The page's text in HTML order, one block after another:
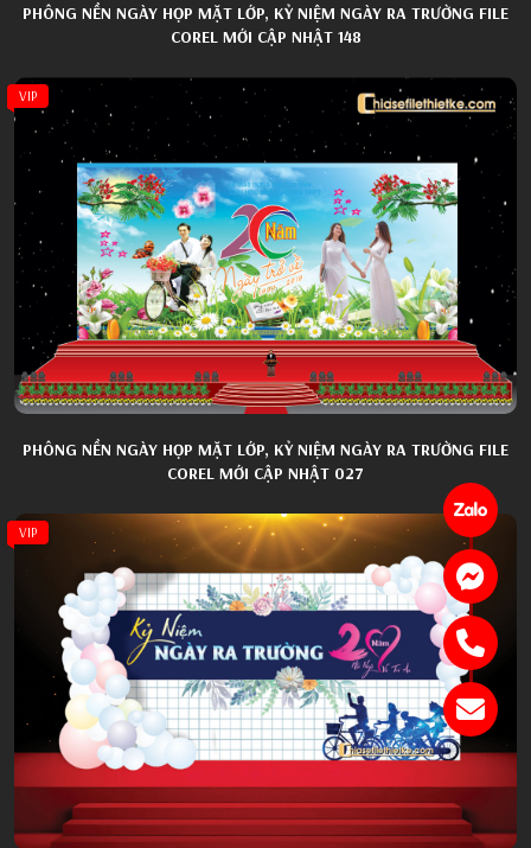
PHÔNG NỀN NGÀY HỌP MẶT LỚP, KỶ NIỆM NGÀY RA TRƯỜNG FILE
COREL MỚI CẬP NHẬT 148
VIP
PHÔNG NỀN NGÀY HỌP MẶT LỚP, KỶ NIỆM NGÀY RA TRƯỜNG FILE
COREL MỚI CẬP NHẬT 027
VIP